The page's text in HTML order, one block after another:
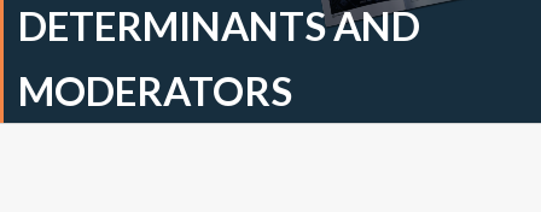
DETERMINANTS AND
MODERATORS